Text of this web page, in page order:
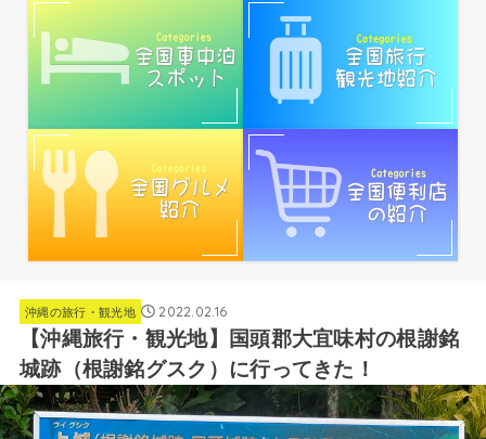
沖縄の旅行・観光地 2022.02.16
【沖縄旅行・観光地】国頭郡大宜味村の根謝銘
城跡（根謝銘グスク）に行ってきた！